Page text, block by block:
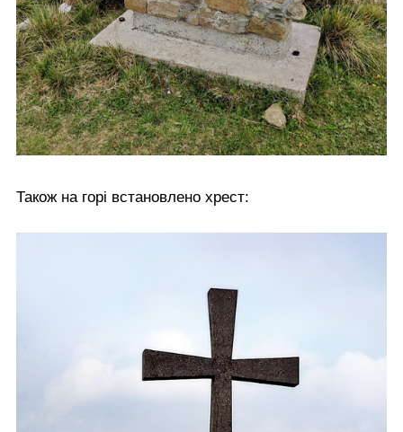
Також на горі встановлено хрест: